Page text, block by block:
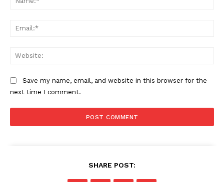
Save my name, email, and website in this browser for the
next time I comment.
SHARE POST: